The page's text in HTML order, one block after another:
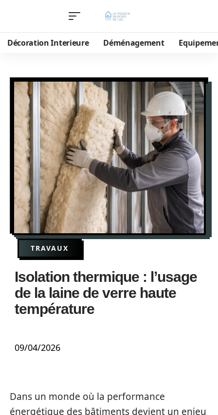
Décoration Interieure Déménagement
TRAVAUX
Isolation thermique : l’usage
de la laine de verre haute
température
09/04/2026
Dans un monde où la performance
énergétique des bâtiments devient un enjeu